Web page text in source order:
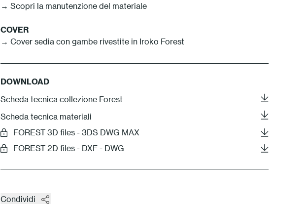
→ Scopri la manutenzione del materiale
COVER
→ Cover sedia con gambe rivestite in Iroko Forest
DOWNLOAD
Scheda tecnica collezione Forest
Scheda tecnica materiali
FOREST 3D files - 3DS DWG MAX
FOREST 2D files - DXF - DWG
Condividi